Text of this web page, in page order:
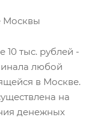
Москвы
10 тыс. рублей -
любой
в Москве.
на
денежных